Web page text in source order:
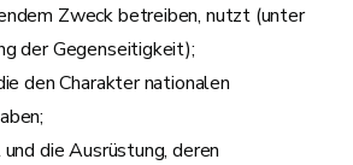
Zweck betreiben, nutzt (unter
der Gegenseitigkeit);
den Charakter nationalen
die Ausrüstung, deren